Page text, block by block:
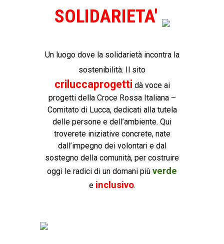
SOLIDARIETA'
Un luogo dove la solidarietà incontra la
sostenibilità. Il sito
criluccaprogetti dà voce ai
progetti della Croce Rossa Italiana –
Comitato di Lucca, dedicati alla tutela
delle persone e dell’ambiente. Qui
troverete iniziative concrete, nate
dall’impegno dei volontari e dal
sostegno della comunità, per costruire
oggi le radici di un domani più verde
e inclusivo.